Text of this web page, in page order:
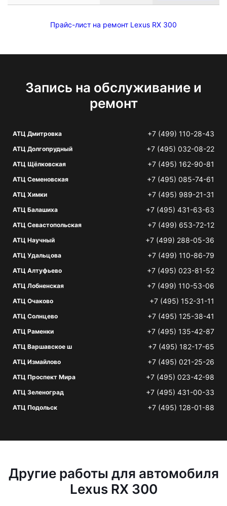
Прайс-лист на ремонт Lexus RX 300
Запись на обслуживание и
ремонт
АТЦ Дмитровка +7 (499) 110-28-43
АТЦ Долгопрудный +7 (495) 032-08-22
АТЦ Щёлковская +7 (495) 162-90-81
АТЦ Семеновская +7 (495) 085-74-61
АТЦ Химки +7 (495) 989-21-31
АТЦ Балашиха +7 (495) 431-63-63
АТЦ Севастопольская +7 (499) 653-72-12
АТЦ Научный +7 (499) 288-05-36
АТЦ Удальцова +7 (499) 110-86-79
АТЦ Алтуфьево +7 (495) 023-81-52
АТЦ Лобненская +7 (499) 110-53-06
АТЦ Очаково +7 (495) 152-31-11
АТЦ Солнцево +7 (495) 125-38-41
АТЦ Раменки +7 (495) 135-42-87
АТЦ Варшавское ш +7 (495) 182-17-65
АТЦ Измайлово +7 (495) 021-25-26
АТЦ Проспект Мира +7 (495) 023-42-98
АТЦ Зеленоград +7 (495) 431-00-33
АТЦ Подольск +7 (495) 128-01-88
Другие работы для автомобиля
Lexus RX 300